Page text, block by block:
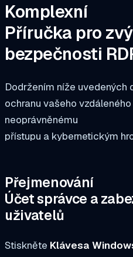
Komplexní
Příručka pro
bezpečnosti
Dodržením níže uvedených
ochranu vašeho
neoprávněnému
přístupu a kybernetickým
Přejmenování
Účet správce a
uživatelů
Stiskněte Klávesa